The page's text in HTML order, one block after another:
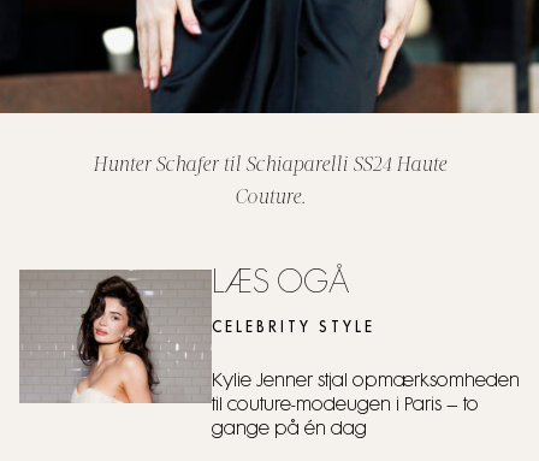
Hunter Schafer til Schiaparelli SS24 Haute
Couture.
LÆS OGÅ
CELEBRITY STYLE
Kylie Jenner stjal opmærksomheden
til couture-modeugen i Paris – to
gange på én dag